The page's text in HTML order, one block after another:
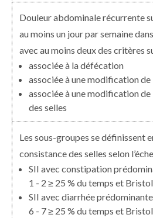
Douleur abdominale récurrente
au moins un jour par semaine
avec au moins deux des critères
associée à la défécation
associée à une modification de
associée à une modification
des selles
Les sous-groupes se définissent
consistance des selles selon
SII avec constipation
1 - 2 ≥ 25 % du temps et
SII avec diarrhée
6 - 7 ≥ 25 % du temps et